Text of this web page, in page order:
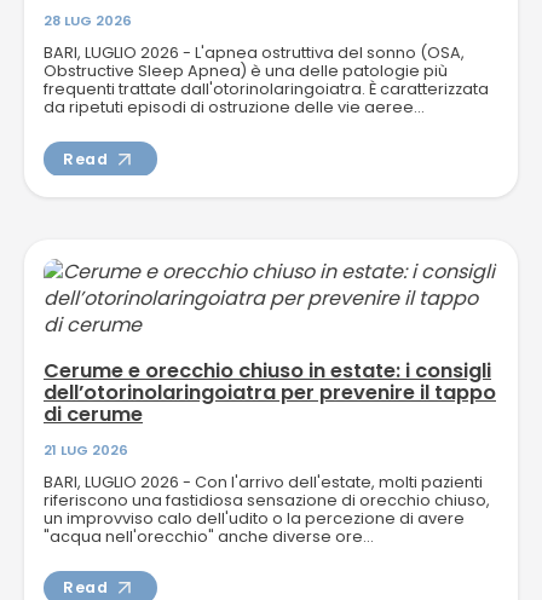
28 LUG 2026
BARI, LUGLIO 2026 - L'apnea ostruttiva del sonno (OSA,
Obstructive Sleep Apnea) è una delle patologie più
frequenti trattate dall'otorinolaringoiatra. È caratterizzata
da ripetuti episodi di ostruzione delle vie aeree...
Read
Cerume e orecchio chiuso in estate: i consigli
dell’otorinolaringoiatra per prevenire il tappo
di cerume
21 LUG 2026
BARI, LUGLIO 2026 - Con l'arrivo dell'estate, molti pazienti
riferiscono una fastidiosa sensazione di orecchio chiuso,
un improvviso calo dell'udito o la percezione di avere
"acqua nell'orecchio" anche diverse ore...
Read